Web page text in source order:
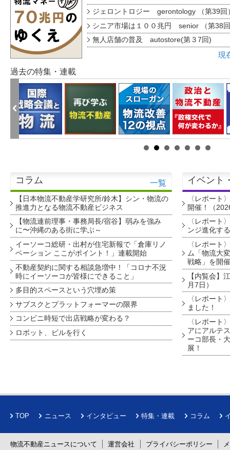
ジェロントロジー gerontology （第39回
シニア市場は１００兆円 senior （第38
無人店舗の普及 autostore(第３7回)
現
過去の特集・連載
コラム 一覧
【日本物流不動産学研究所/鈴木】シン・物流の
推進力となる物流不動産ビジネス
【物流連前理事・事務局長/宿谷】弱みを強み
に〜沖縄のある街に学ぶ～
イーソーコ総研・出村が住宅新報で「倉庫リノ
ベーション ここがポイント！」連載開始
不動産契約に関する相談急増中！「コロナ不況
時にイーソーコが皆様にできること」
多目的スペースという穴埋め策
サブスクとプラットフォーマーの限界
コンビニ時短で出店戦略が変わる？
ロボット、ビルを行く
イベント
〈レポート
開催！（
〈レポート
ンジ進化す
〈レポート
ム「物流大
戦略」を開
【内覧会】
月7日）
〈レポート
ました！
〈レポート
アにアルテ
ーコ部長・
展！
TOP ニュース インタビュー 特集・連載 コラム
物流不動産ニュースについて 運営会社 プライバシーポリシー